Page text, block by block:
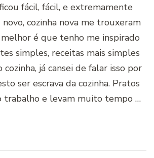
fácil, fácil, e extremamente
novo, cozinha nova me trouxeram
melhor é que tenho me inspirado
simples, receitas mais simples
cozinha, já cansei de falar isso por
ser escrava da cozinha. Pratos
trabalho e levam muito tempo …